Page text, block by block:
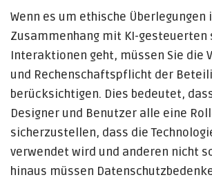
Wenn es um ethische Überlegungen
Zusammenhang mit KI-gesteuerten
Interaktionen geht, müssen Sie die
und Rechenschaftspflicht der
berücksichtigen. Dies bedeutet,
Designer und Benutzer alle eine
sicherzustellen, dass die
verwendet wird und anderen nicht
hinaus müssen